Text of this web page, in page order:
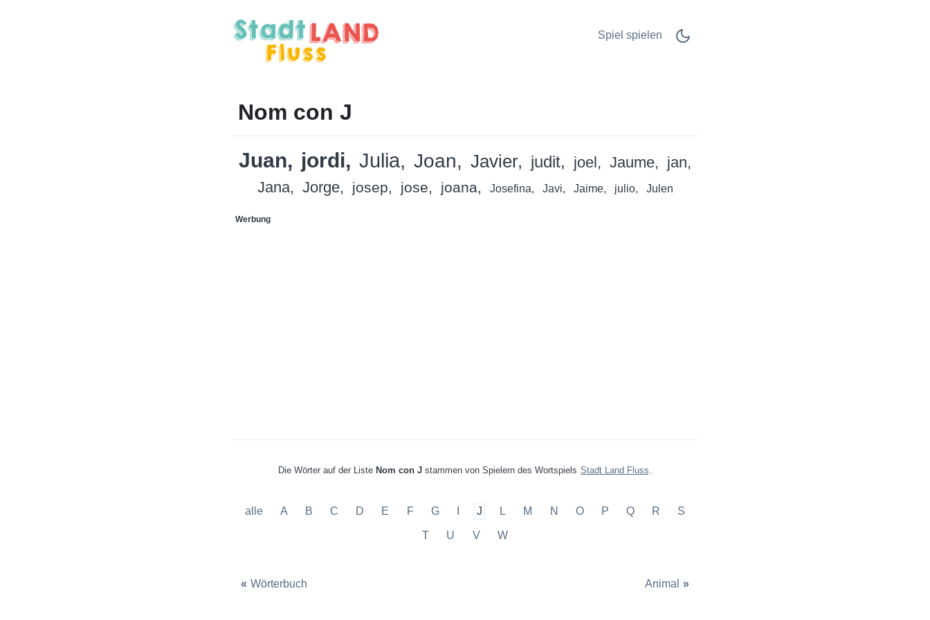
Spiel spielen
Nom con J
Juan jordi Julia Joan Javier judit joel Jaume
jan
Jana
Jorge josep jose joana Josefina
Werbung
Javi Jaime julio Julen
Die Wörter auf der Liste Nom con Jstammen von Spielern des Wortspiels Stadt Land Fluss .
alle A B C D E F G J L M N O P Q R S
T U V W
« Wörterbuch Animal »